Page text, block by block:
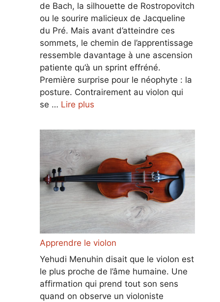
de Bach, la silhouette de Rostropovitch
ou le sourire malicieux de Jacqueline
du Pré. Mais avant d’atteindre ces
sommets, le chemin de l’apprentissage
ressemble davantage à une ascension
patiente qu’à un sprint effréné.
Première surprise pour le néophyte : la
posture. Contrairement au violon qui
se … Lire plus
Apprendre le violon
Yehudi Menuhin disait que le violon est
le plus proche de l’âme humaine. Une
affirmation qui prend tout son sens
quand on observe un violoniste